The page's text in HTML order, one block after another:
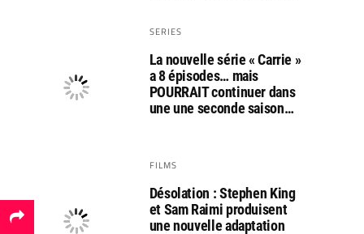
SERIES
La nouvelle série « Carrie »
a 8 épisodes… mais
POURRAIT continuer dans
une une seconde saison…
FILMS
Désolation : Stephen King
et Sam Raimi produisent
une nouvelle adaptation